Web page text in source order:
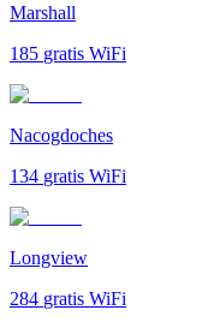
Marshall
185 gratis WiFi
Nacogdoches
134 gratis WiFi
Longview
284 gratis WiFi